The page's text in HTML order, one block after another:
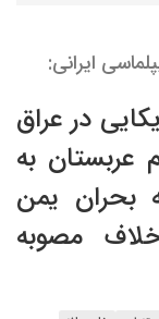
ایرانی:
در عراق
عربستان به
بحران یمن
مصوبه